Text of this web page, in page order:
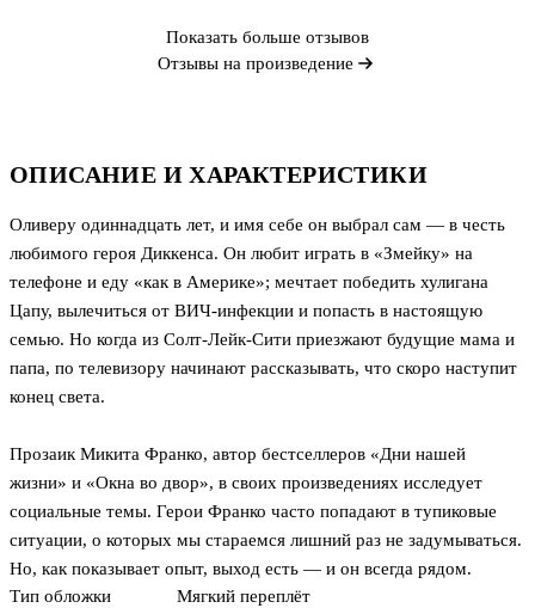
ОПИСАНИЕ И ХАРАКТЕРИСТИКИ
Оливеру одиннадцать лет, и имя себе он выбрал сам — в честь
любимого героя Диккенса. Он любит играть в «Змейку» на
телефоне и еду «как в Америке»; мечтает победить хулигана
Цапу, вылечиться от ВИЧ-инфекции и попасть в настоящую
семью. Но когда из Солт-Лейк-Сити приезжают будущие мама и
папа, по телевизору начинают рассказывать, что скоро наступит
конец света.
Прозаик Микита Франко, автор бестселлеров «Дни нашей
жизни» и «Окна во двор», в своих произведениях исследует
социальные темы. Герои Франко часто попадают в тупиковые
ситуации, о которых мы стараемся лишний раз не задумываться.
Но, как показывает опыт, выход есть — и он всегда рядом.
Тип обложки
Мягкий переплёт
Показать больше отзывов
Отзывы на произведение